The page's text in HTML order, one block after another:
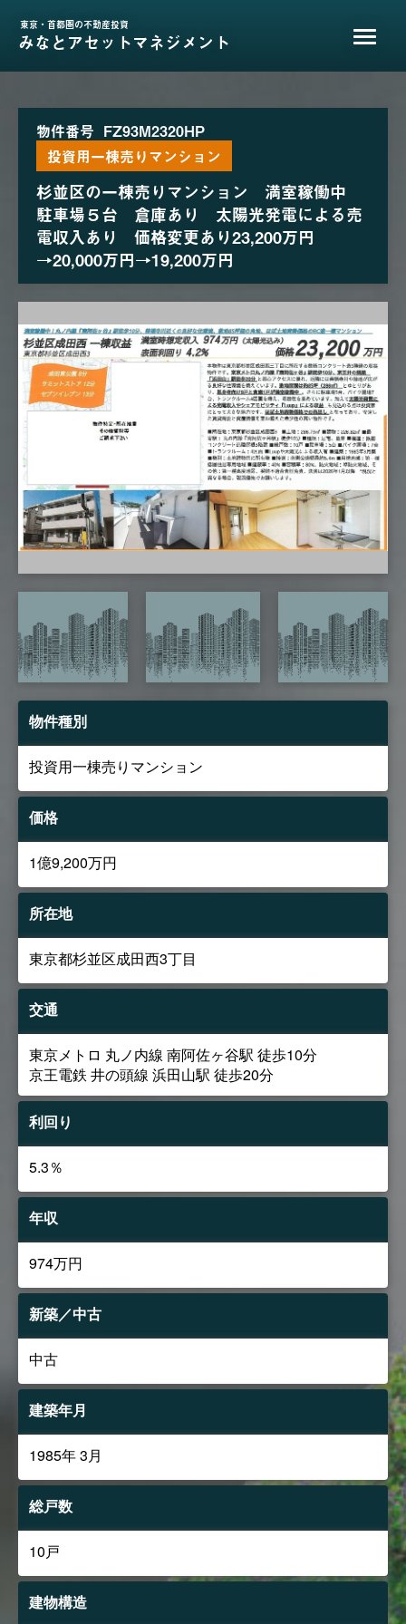
東京・首都圏の不動産投資
みなとアセットマネジメント
物件番号 FZ93M2320HP
投資用一棟売りマンション
杉並区の一棟売りマンション 満室稼働中
駐車場５台 倉庫あり 太陽光発電による売
電収入あり 価格変更あり23,200万円
→20,000万円→19,200万円
物件種別
投資用一棟売りマンション
価格
1億9,200万円
所在地
東京都杉並区成田西3丁目
交通
東京メトロ 丸ノ内線 南阿佐ヶ谷駅 徒歩10分
京王電鉄 井の頭線 浜田山駅 徒歩20分
利回り
5.3％
年収
974万円
新築／中古
中古
建築年月
1985年 3月
総戸数
10戸
建物構造